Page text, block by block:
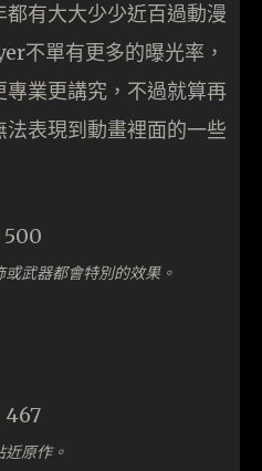
有大大少少近百過動漫
不單有更多的曝光率，
業更講究，不過就算再
表現到動畫裡面的一些
武器都會特別的效果。
原作。